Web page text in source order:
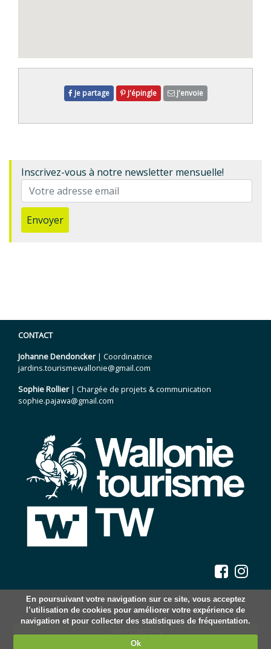
Je partage J'épingle J'envoie
Inscrivez-vous à notre newsletter mensuelle!
Envoyer
CONTACT
Johanne Dendoncker| Coordinatrice
jardins.tourismewallonie@gmail.com
Sophie Rollier| Chargée de projets & communication
sophie.pajawa@gmail.com
© Parcs et Jardins de Wallonie, 2026.
Mentions légales
Statuts
Nous utilisons des cookies à des fins statistiques, nous ne
stockons aucune donnée personnelle.
J'AI COMPRIS
En poursuivant votre navigation sur ce site, vous acceptez
l’utilisation de cookies pour améliorer votre expérience de
navigation et pour collecter des statistiques de fréquentation.
Ok